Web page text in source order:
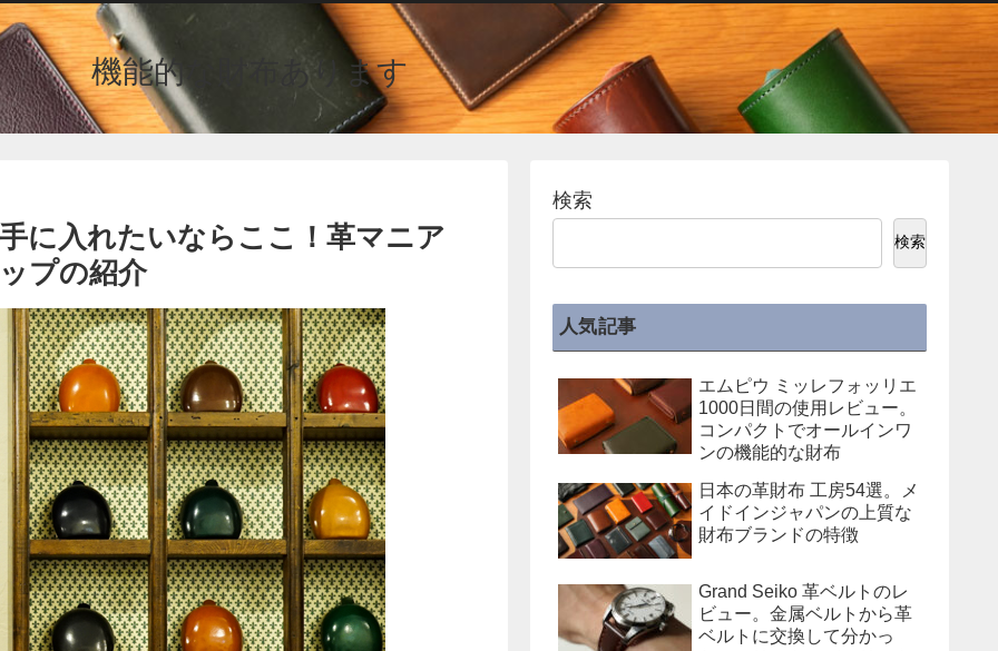
機能的な財布あります
に入れたいならここ！革マニア
プの紹介
検索
検索
人気記事
エムピウ ミッレフォッリエ
1000日間の使用レビュー。
コンパクトでオールインワ
ンの機能的な財布
日本の革財布 工房54選。メ
イドインジャパンの上質な
財布ブランドの特徴
Grand Seiko 革ベルトのレ
ビュー。金属ベルトから革
ベルトに交換して分かっ